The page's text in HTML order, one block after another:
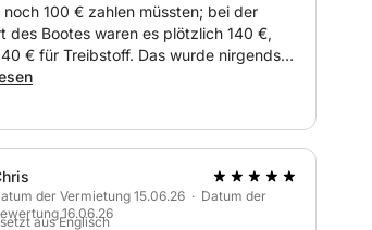
noch 100 € zahlen müssten; bei der
des Bootes waren es plötzlich 140 €,
€ für Treibstoff. Das wurde nirgends
und kam völlig unerwartet.
der Vermietung 15.06.26 · Datum der
16.06.26
aus Englisch